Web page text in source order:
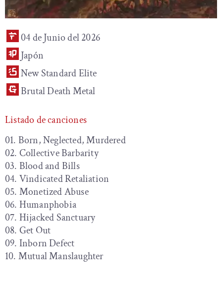
04 de Junio del 2026
Japón
New Standard Elite
Brutal Death Metal
Listado de canciones
01. Born, Neglected, Murdered
02. Collective Barbarity
03. Blood and Bills
04. Vindicated Retaliation
05. Monetized Abuse
06. Humanphobia
07. Hijacked Sanctuary
08. Get Out
09. Inborn Defect
10. Mutual Manslaughter